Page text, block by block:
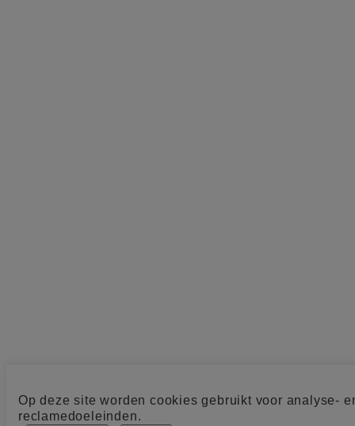
Op deze site worden cookies gebruikt voor analyse-
reclamedoeleinden.